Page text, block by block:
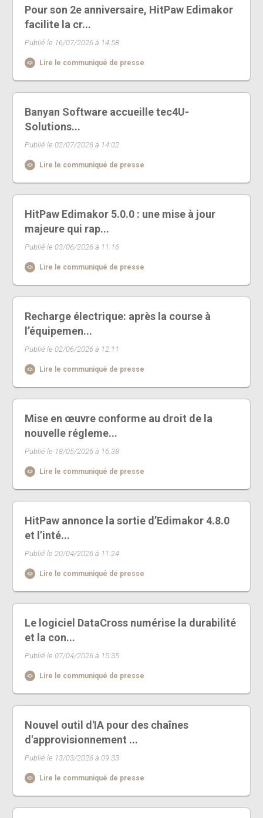
Pour son 2e anniversaire, HitPaw Edimakor
facilite la cr...
Publié le 16/07/2026 à 14:58
Lire le communiqué de presse
Banyan Software accueille tec4U-
Solutions...
Publié le 02/07/2026 à 14:02
Lire le communiqué de presse
HitPaw Edimakor 5.0.0 : une mise à jour
majeure qui rap...
Publié le 03/06/2026 à 11:16
Lire le communiqué de presse
Recharge électrique: après la course à
l’équipemen...
Publié le 02/06/2026 à 12:11
Lire le communiqué de presse
Mise en œuvre conforme au droit de la
nouvelle régleme...
Publié le 18/05/2026 à 16:38
Lire le communiqué de presse
HitPaw annonce la sortie d’Edimakor 4.8.0
et l’inté...
Publié le 20/04/2026 à 11:24
Lire le communiqué de presse
Le logiciel DataCross numérise la durabilité
et la con...
Publié le 07/04/2026 à 15:35
Lire le communiqué de presse
Nouvel outil d'IA pour des chaînes
d'approvisionnement ...
Publié le 13/03/2026 à 09:33
Lire le communiqué de presse